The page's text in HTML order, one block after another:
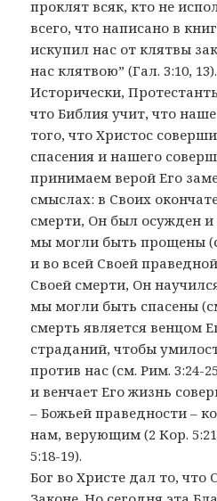
проклят всяк, кто не
всего, что написано в
искупил нас от клятвы
нас клятвою” (Гал. 3:10, 13).
Исторически,
что Библия учит, что
того, что Христос
спасения и нашего
принимаем верой Его
смыслах: в Своих
смерти, Он был осужден
мы могли быть прощены
и во всей Своей
Своей смерти, Он
мы могли быть спасены
смерть является венцом
страданий, чтобы
против нас (см. Рим. 3:24-
и венчает Его жизнь
– Божьей праведности –
нам, верующим (2 Кор.
5:18-19).
Бог во Христе дал то, что